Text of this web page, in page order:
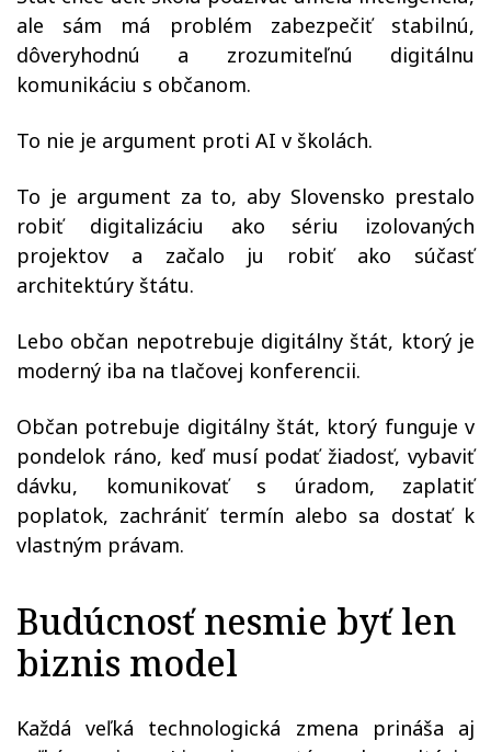
ale sám má problém zabezpečiť stabilnú,
dôveryhodnú a zrozumiteľnú digitálnu
komunikáciu s občanom.
To nie je argument proti AI v školách.
To je argument za to, aby Slovensko prestalo
robiť digitalizáciu ako sériu izolovaných
projektov a začalo ju robiť ako súčasť
architektúry štátu.
Lebo občan nepotrebuje digitálny štát, ktorý je
moderný iba na tlačovej konferencii.
Občan potrebuje digitálny štát, ktorý funguje v
pondelok ráno, keď musí podať žiadosť, vybaviť
dávku, komunikovať s úradom, zaplatiť
poplatok, zachrániť termín alebo sa dostať k
vlastným právam.
Budúcnosť nesmie byť len
biznis model
Každá veľká technologická zmena prináša aj